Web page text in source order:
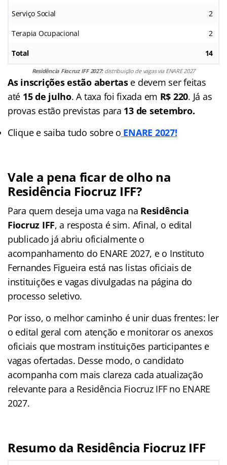
Serviço Social 2
Terapia Ocupacional 2
Total 14
Residência Fiocruz IFF 2027: distribuição de vagas via ENARE 2027
As inscrições estão abertase devem ser feitas
até 15 de julho. A taxa foi fixada em R$ 220. Já as
provas estão previstas para 13 de setembro.
Clique e saiba tudo sobre o ENARE 2027!
Vale a pena ficar de olho na
Residência Fiocruz IFF?
Para quem deseja uma vaga na Residência
Fiocruz IFF, a resposta é sim. Afinal, o edital
publicado já abriu oficialmente o
acompanhamento do ENARE 2027, e o Instituto
Fernandes Figueira está nas listas oficiais de
instituições e vagas divulgadas na página do
processo seletivo.
Por isso, o melhor caminho é unir duas frentes: ler
o edital geral com atenção e monitorar os anexos
oficiais que mostram instituições participantes e
vagas ofertadas. Desse modo, o candidato
acompanha com mais clareza cada atualização
relevante para a Residência Fiocruz IFF no ENARE
2027.
Resumo da Residência Fiocruz IFF